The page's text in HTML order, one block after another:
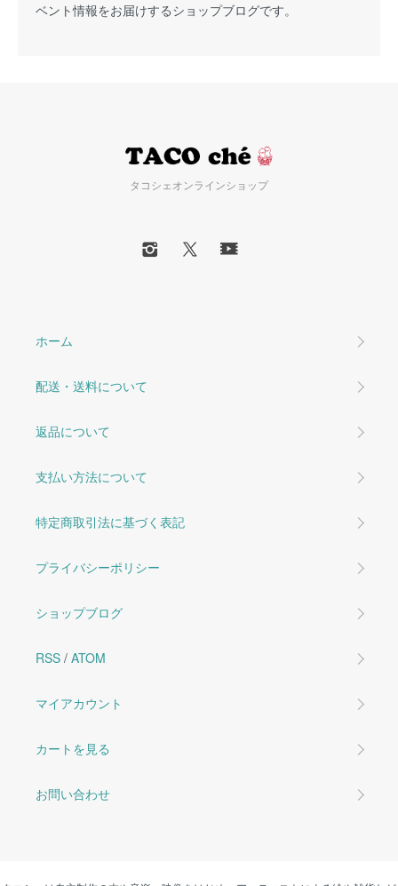
ベント情報をお届けするショップブログです。
タコシェオンラインショップ
ホーム
配送・送料について
返品について
支払い方法について
特定商取引法に基づく表記
プライバシーポリシー
ショップブログ
RSS / ATOM
マイアカウント
カートを見る
お問い合わせ